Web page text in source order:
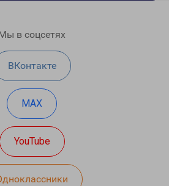
в соцсетях
ВКонтакте
MAX
YouTube